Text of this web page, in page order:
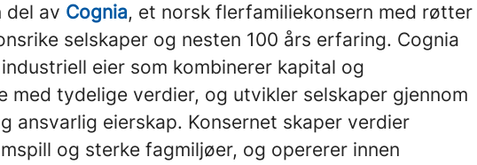
del av Cognia, et norsk flerfamiliekonsern med røtter
selskaper og nesten 100 års erfaring. Cognia
eier som kombinerer kapital og
med tydelige verdier, og utvikler selskaper gjennom
ansvarlig eierskap. Konsernet skaper verdier
og sterke fagmiljøer, og opererer innen